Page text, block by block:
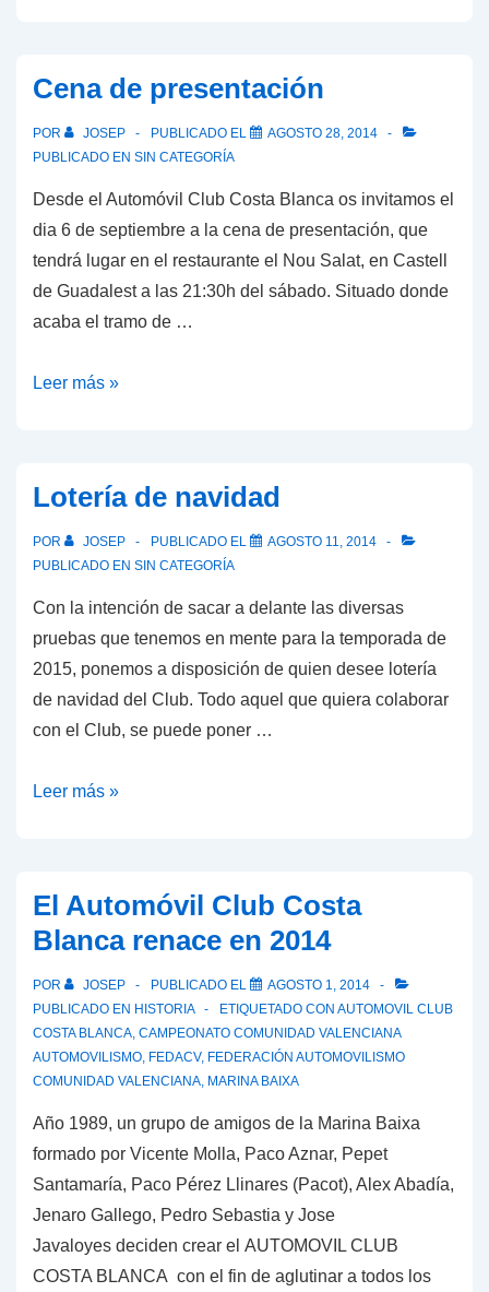
Gandia
Cena de presentación
POR JOSEP PUBLICADO EL
AGOSTO 28, 2014
PUBLICADO EN SIN CATEGORÍA
Desde el Automóvil Club Costa Blanca os invitamos el
dia 6 de septiembre a la cena de presentación, que
tendrá lugar en el restaurante el Nou Salat, en Castell
de Guadalest a las 21:30h del sábado. Situado donde
acaba el tramo de …
Cena
Leer más »
Lotería de navidad
POR JOSEP PUBLICADO EL
AGOSTO 11, 2014
PUBLICADO EN SIN CATEGORÍA
Con la intención de sacar a delante las diversas
pruebas que tenemos en mente para la temporada de
2015, ponemos a disposición de quien desee lotería
de navidad del Club. Todo aquel que quiera colaborar
con el Club, se puede poner …
Lotería
Leer más »
El Automóvil Club Costa
Blanca renace en 2014
POR JOSEP PUBLICADO EL
AGOSTO 1, 2014
PUBLICADO EN HISTORIA ETIQUETADO CON AUTOMOVIL CLUB
COSTA BLANCA CAMPEONATO COMUNIDAD VALENCIANA
AUTOMOVILISMO FEDACV, FEDERACIÓN AUTOMOVILISMO
COMUNIDAD VALENCIANA MARINA BAIXA
Año 1989, un grupo de amigos de la Marina Baixa
formado por Vicente Molla, Paco Aznar, Pepet
Santamaría, Paco Pérez Llinares (Pacot), Alex Abadía,
Jenaro Gallego, Pedro Sebastia y Jose
Javaloyes deciden crear el AUTOMOVIL CLUB
COSTA BLANCA con el fin de aglutinar a todos los